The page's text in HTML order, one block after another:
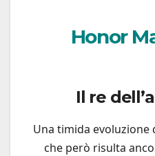
Honor
Il re
Una timida
che però risulta